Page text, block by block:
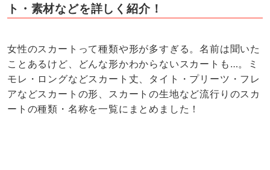
ト・素材などを詳しく紹介！
女性のスカートって種類や形が多すぎる。名前は聞いた
ことあるけど、どんな形かわからないスカートも…。ミ
モレ・ロングなどスカート丈、タイト・プリーツ・フレ
アなどスカートの形、スカートの生地など流行りのスカ
ートの種類・名称を一覧にまとめました！